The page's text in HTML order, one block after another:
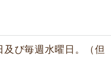
び毎週水曜日。（但